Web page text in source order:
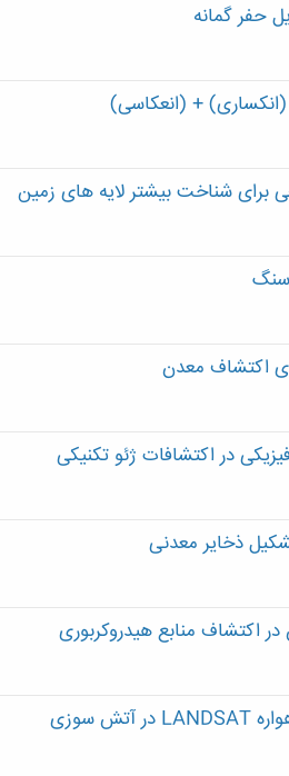
حفر گمانه
(انکساری) + (انعکاسی)
برای شناخت بیشتر لایه های زمین
سنگ
اکتشاف معدن
در اکتشافات ژئو تکنیکی
ذخایر معدنى
در اکتشاف منابع هیدروکربوری
استفاده از GIS و ماهواره LANDSAT در آتش سوزی